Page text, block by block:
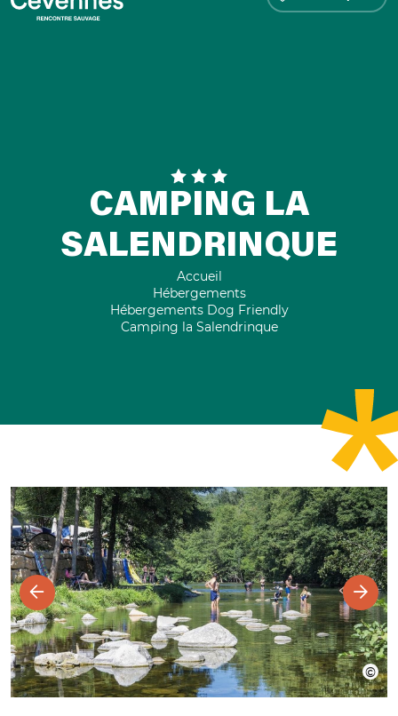
CAMPING LA
SALENDRINQUE
Accueil
Hébergements
Hébergements Dog Friendly
Camping la Salendrinque